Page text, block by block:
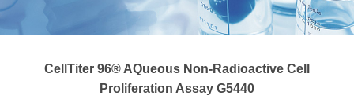
CellTiter 96® AQueous Non-Radioactive Cell
Proliferation Assay G5440